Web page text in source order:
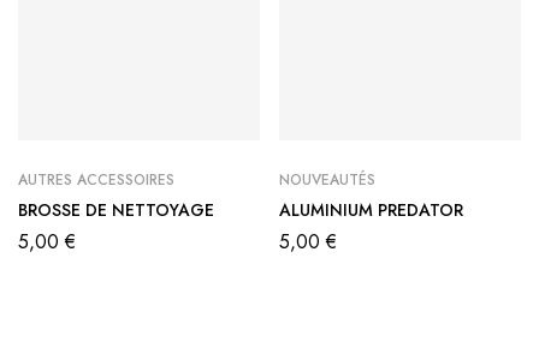
AUTRES ACCESSOIRES
BROSSE DE NETTOYAGE
5,00€
NOUVEAUTÉS
ALUMINIUM PREDATOR
5,00€